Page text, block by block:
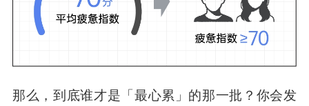
那么，到底谁才是「最心累」的那一批？你会发